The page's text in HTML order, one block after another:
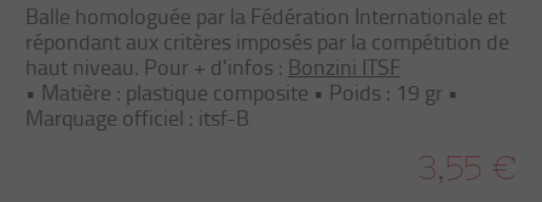
Balle homologuée par la Fédération Internationale et
répondant aux critères imposés par la compétition de
haut niveau. Pour + d'infos : Bonzini ITSF
• Matière : plastique composite • Poids : 19 gr •
Marquage officiel : itsf-B
3,55 €